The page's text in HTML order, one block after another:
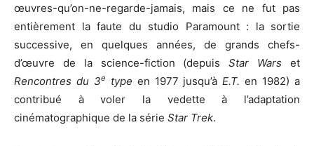
œuvres-qu’on-ne-regarde-jamais, mais ce ne fut pas
entièrement la faute du studio Paramount : la sortie
successive, en quelques années, de grands chefs-
d’œuvre de la science-fiction (depuisStar Wars et
Rencontres du 3e type en 1977 jusqu’àE.T. en 1982) a
contribué à voler la vedette à l’adaptation
cinématographique de la série Star Trek.